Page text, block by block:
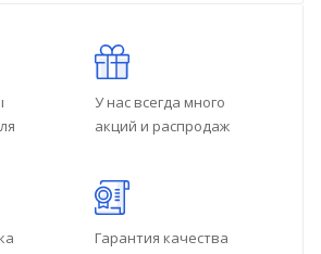
У нас всегда много
акций и распродаж
Гарантия качества